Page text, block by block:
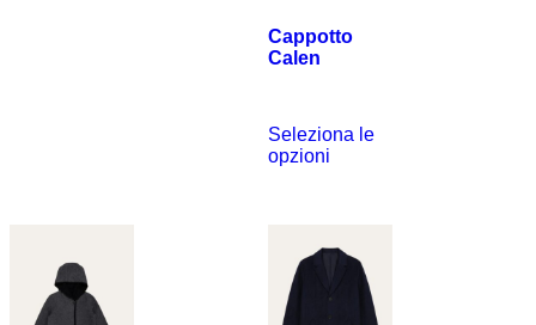
Cappotto
Calen
Seleziona le
opzioni